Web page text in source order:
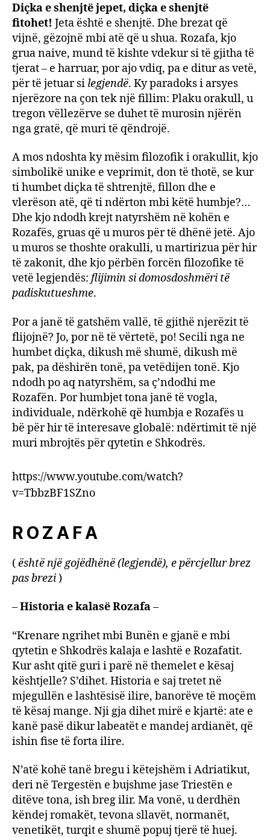
Diçka e shenjtë jepet, diçka e shenjtë
fitohet! Jeta është e shenjtë. Dhe brezat që
vijnë, gëzojnë mbi atë që u shua. Rozafa, kjo
grua naive, mund të kishte vdekur si të gjitha të
tjerat – e harruar, por ajo vdiq, pa e ditur as vetë,
për të jetuar si legjendë. Ky paradoks i arsyes
njerëzore na çon tek një fillim: Plaku orakull, u
tregon vëllezërve se duhet të murosin njërën
nga gratë, që muri të qëndrojë.
A mos ndoshta ky mësim filozofik i orakullit, kjo
simbolikë unike e veprimit, don të thotë, se kur
ti humbet diçka të shtrenjtë, fillon dhe e
vlerëson atë, që ti ndërton mbi këtë humbje?…
Dhe kjo ndodh krejt natyrshëm në kohën e
Rozafës, gruas që u muros për të dhënë jetë. Ajo
u muros se thoshte orakulli, u martirizua për hir
të zakonit, dhe kjo përbën forcën filozofike të
vetë legjendës: flijimin si domosdoshmëri të
padiskutueshme.
Por a janë të gatshëm vallë, të gjithë njerëzit të
flijojnë? Jo, por në të vërtetë, po! Secili nga ne
humbet diçka, dikush më shumë, dikush më
pak, pa dëshirën tonë, pa vetëdijen tonë. Kjo
ndodh po aq natyrshëm, sa ç’ndodhi me
Rozafën. Por humbjet tona janë të vogla,
individuale, ndërkohë që humbja e Rozafës u
bë për hir të interesave globalë: ndërtimit të një
muri mbrojtës për qytetin e Shkodrës.
https://www.youtube.com/watch?
v=TbbzBF1SZno
R O Z A F A
(është një gojëdhënë (legjendë), e përcjellur brez
pas brezi)
–Historia e kalasë Rozafa–
“Krenare ngrihet mbi Bunën e gjanë e mbi
qytetin e Shkodrës kalaja e lashtë e Rozafatit.
Kur asht qitë guri i parë në themelet e kësaj
kështjelle? S’dihet. Historia e saj tretet në
mjegullën e lashtësisë ilire, banorëve të moçëm
të kësaj mange. Nji gja dihet mirë e kjartë: ate e
kanë pasë dikur labeatët e mandej ardianët, që
ishin fise të forta ilire.
N’atë kohë tanë bregu i këtejshëm i Adriatikut,
deri në Tergestën e bujshme jase Triestën e
ditëve tona, ish breg ilir. Ma vonë, u derdhën
këndej romakët, tevona sllavët, normanët,
venetikët, turqit e shumë popuj tjerë të huej.